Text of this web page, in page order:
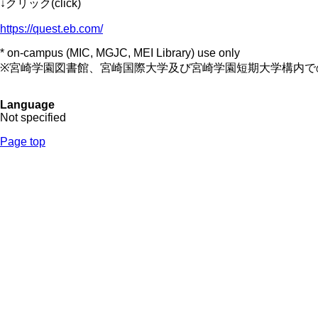
↓クリック(click)
https://quest.eb.com/
* on-campus (MIC, MGJC, MEI Library) use only
※宮崎学園図書館、宮崎国際大学及び宮崎学園短期大学構内で
Language
Not specified
Page top